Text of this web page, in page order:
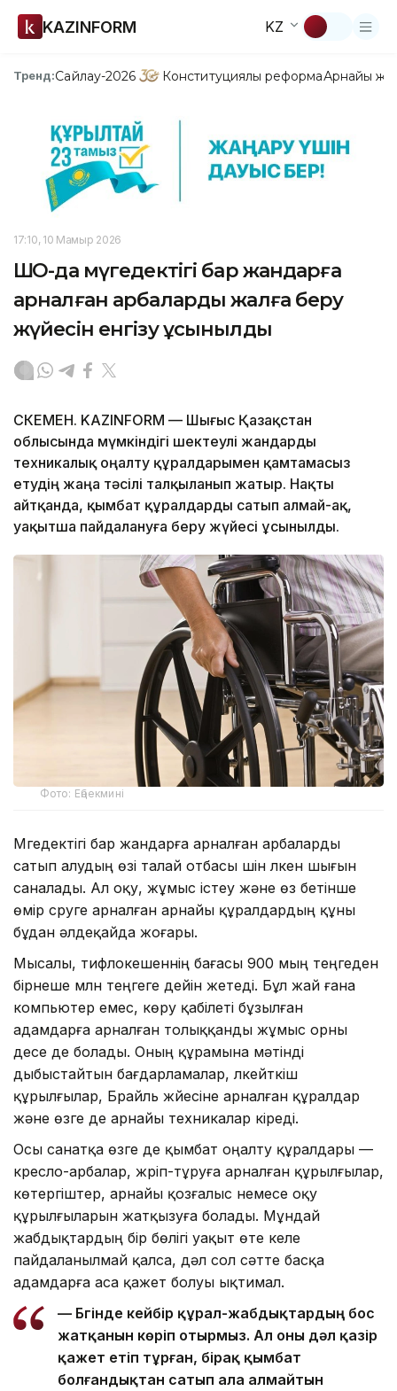
KAZINFORM KZ
Тренд:Сайлау-2026 Конституциялық реформаАрнайы
17:10, 10 Мамыр 2026
ШҚО-да мүгедектігі бар жандарға
арналған арбаларды жалға беру
жүйесін енгізу ұсынылды
ӨСКЕМЕН. KAZINFORM — Шығыс Қазақстан
облысында мүмкіндігі шектеулі жандарды
техникалық оңалту құралдарымен қамтамасыз
етудің жаңа тәсілі талқыланып жатыр. Нақты
айтқанда, қымбат құралдарды сатып алмай-ақ,
уақытша пайдалануға беру жүйесі ұсынылды.
Фото: Еңбекмині
Мүгедектігі бар жандарға арналған арбаларды
сатып алудың өзі талай отбасы үшін үлкен шығын
саналады. Ал оқу, жұмыс істеу және өз бетінше
өмір сүруге арналған арнайы құралдардың құны
бұдан әлдеқайда жоғары.
Мысалы, тифлокешеннің бағасы 900 мың теңгеден
бірнеше млн теңгеге дейін жетеді. Бұл жай ғана
компьютер емес, көру қабілеті бұзылған
адамдарға арналған толыққанды жұмыс орны
десе де болады. Оның құрамына мәтінді
дыбыстайтын бағдарламалар, үлкейткіш
құрылғылар, Брайль жүйесіне арналған құралдар
және өзге де арнайы техникалар кіреді.
Осы санатқа өзге де қымбат оңалту құралдары —
кресло-арбалар, жүріп-тұруға арналған құрылғылар,
көтергіштер, арнайы қозғалыс немесе оқу
құрылғыларын жатқызуға болады. Мұндай
жабдықтардың бір бөлігі уақыт өте келе
пайдаланылмай қалса, дәл сол сәтте басқа
адамдарға аса қажет болуы ықтимал.
— Бүгінде кейбір құрал-жабдықтардың бос
жатқанын көріп отырмыз. Ал оны дәл қазір
қажет етіп тұрған, бірақ қымбат
болғандықтан сатып ала алмайтын